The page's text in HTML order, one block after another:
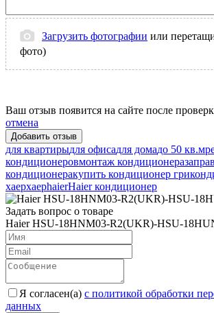
Загрузить фотографии или
фото)
Ваш отзыв появится на сайте после
отмена
для квартирыдля офисадля домадо 50 кв.м
кондиционеровмонтаж кондиционера
кондиционеракупить кондиционер гри
хаерхаерhaierHaier кондиционер
Задать вопрос о товаре
Haier HSU-18HNM03-R2(UKR)-HSU-
Я согласен(a) с политикой обработки
данных